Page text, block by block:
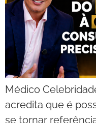
Médico
acredita que é
se tornar